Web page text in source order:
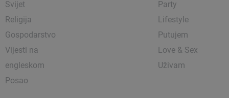
Svijet
Religija
Gospodarstvo
Vijesti na
engleskom
Posao
Party
Lifestyle
Putujem
Love & Sex
Uživam